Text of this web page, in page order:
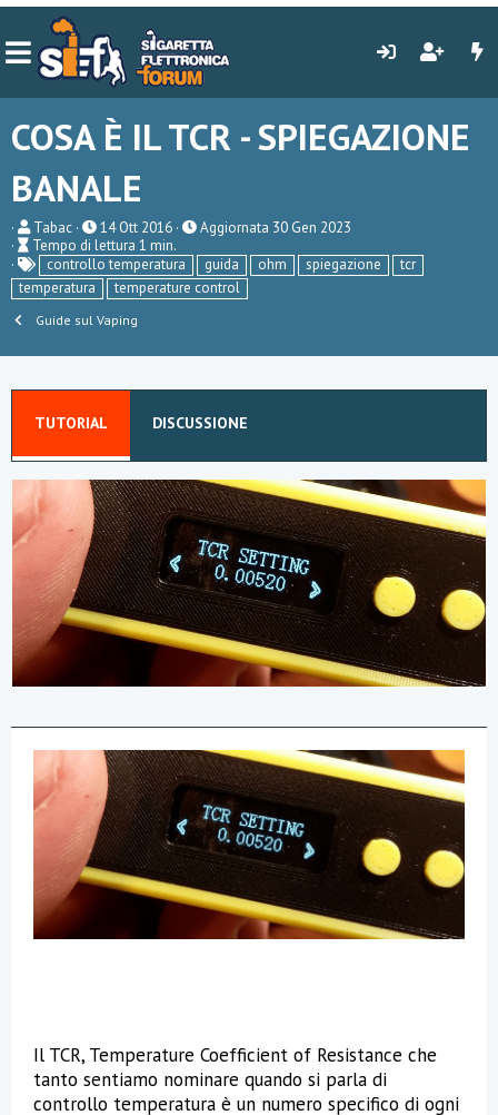
COSA È IL TCR - SPIEGAZIONE
BANALE
A
u
t
o
r
e
Tabac
P
u
b
l
i
s
t
14 Ott 2016 Aggiornata 30 Gen 2023
T
e
m
p
o
e
r
a
Tempo di lettura 1 min.
T
a
g
controllo temperatura guida ohm spiegazione
tcr
temperatura
temperature control
Guide sul Vaping
TUTORIAL DISCUSSIONE
Il TCR, Temperature Coefficient of Resistance che
tanto sentiamo nominare quando si parla di
controllo temperatura è un numero specifico di ogni